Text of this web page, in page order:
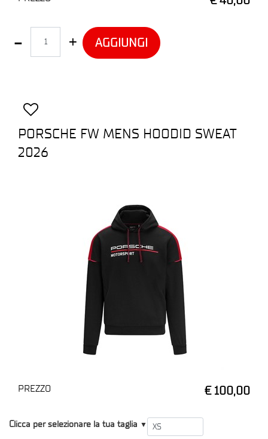
AGGIUNGI
PORSCHE FW MENS HOODID SWEAT
2026
PREZZO € 100,00
T1
Clicca per selezionare la tua taglia ▼